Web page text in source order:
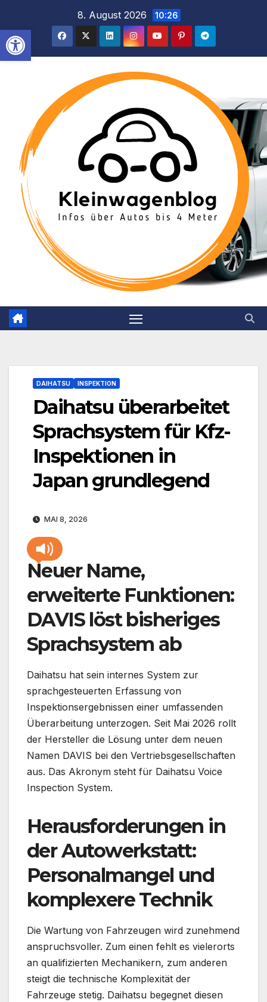
Werkzeugleiste öffnen
springen
8. August 2026 10:26
DAIHATSU INSPEKTION
Daihatsu überarbeitet
Sprachsystem für Kfz-
Inspektionen in
Japan grundlegend
MAI 8, 2026
Neuer Name,
erweiterte Funktionen:
DAVIS löst bisheriges
Sprachsystem ab
Daihatsu hat sein internes System zur
sprachgesteuerten Erfassung von
Inspektionsergebnissen einer umfassenden
Überarbeitung unterzogen. Seit Mai 2026 rollt
der Hersteller die Lösung unter dem neuen
Namen DAVIS bei den Vertriebsgesellschaften
aus. Das Akronym steht für Daihatsu Voice
Inspection System.
Herausforderungen in
der Autowerkstatt:
Personalmangel und
komplexere Technik
Die Wartung von Fahrzeugen wird zunehmend
anspruchsvoller. Zum einen fehlt es vielerorts
an qualifizierten Mechanikern, zum anderen
steigt die technische Komplexität der
Fahrzeuge stetig. Daihatsu begegnet diesen